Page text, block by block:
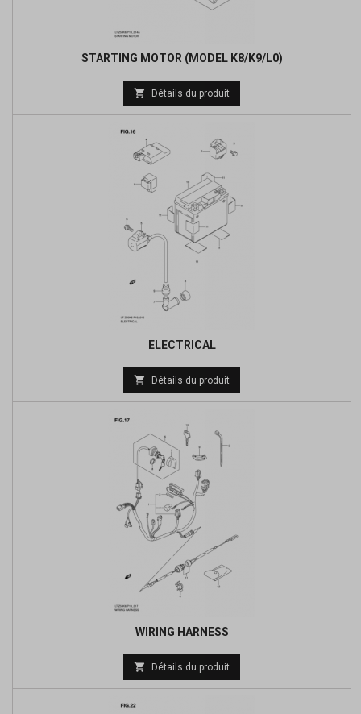
STARTING MOTOR (MODEL K8/K9/L0)
Prix
de
 Détails du produit
ELECTRICAL
Prix
de
 Détails du produit
WIRING HARNESS
Prix
de
 Détails du produit